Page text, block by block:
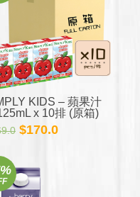
KIDS – 蘋果汁
x 10排 (原箱)
原
格：
$269.0。
$170.0目